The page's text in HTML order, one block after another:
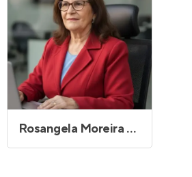
Rosangela Moreira de Souza